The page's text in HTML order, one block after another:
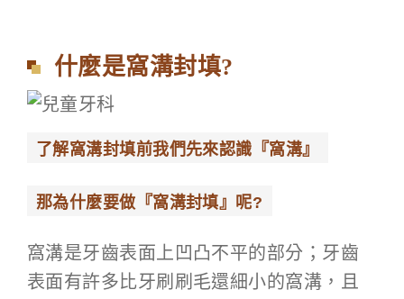
什麼是窩溝封填?
了解窩溝封填前我們先來認識『窩溝』
那為什麼要做『窩溝封填』呢?
窩溝是牙齒表面上凹凸不平的部分；牙齒
表面有許多比牙刷刷毛還細小的窩溝，且